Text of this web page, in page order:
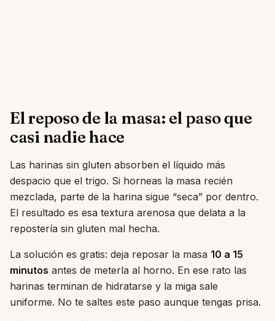
El reposo de la masa: el paso que
casi nadie hace
Las harinas sin gluten absorben el líquido más
despacio que el trigo. Si horneas la masa recién
mezclada, parte de la harina sigue “seca” por dentro.
El resultado es esa textura arenosa que delata a la
repostería sin gluten mal hecha.
La solución es gratis: deja reposar la masa 10 a 15
minutos antes de meterla al horno. En ese rato las
harinas terminan de hidratarse y la miga sale
uniforme. No te saltes este paso aunque tengas prisa.